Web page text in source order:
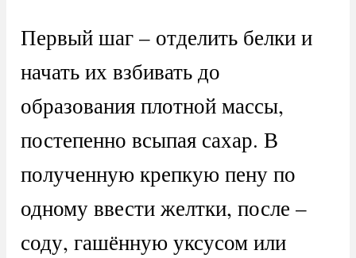
Первый шаг – отделить белки и
начать их взбивать до
образования плотной массы,
постепенно всыпая сахар. В
полученную крепкую пену по
одному ввести желтки, после –
соду, гашённую уксусом или